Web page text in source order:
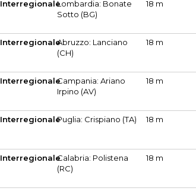
InterregionaleLombardia: Bonate
Sotto (BG)
18 m
InterregionaleAbruzzo: Lanciano
(CH)
18 m
InterregionaleCampania: Ariano
Irpino (AV)
18 m
InterregionalePuglia: Crispiano (TA) 18 m
InterregionaleCalabria: Polistena
(RC)
18 m